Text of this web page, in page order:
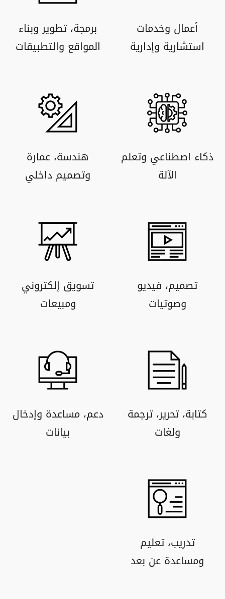
أعمال وخدمات
استشارية وإدارية
برمجة، تطوير وبناء
المواقع والتطبيقات
ذكاء اصطناعي وتعلم
الآلة
هندسة، عمارة
وتصميم داخلي
تصميم، فيديو
وصوتيات
تسويق إلكتروني
ومبيعات
كتابة، تحرير، ترجمة
ولغات
دعم، مساعدة وإدخال
بيانات
تدريب، تعليم
ومساعدة عن بعد